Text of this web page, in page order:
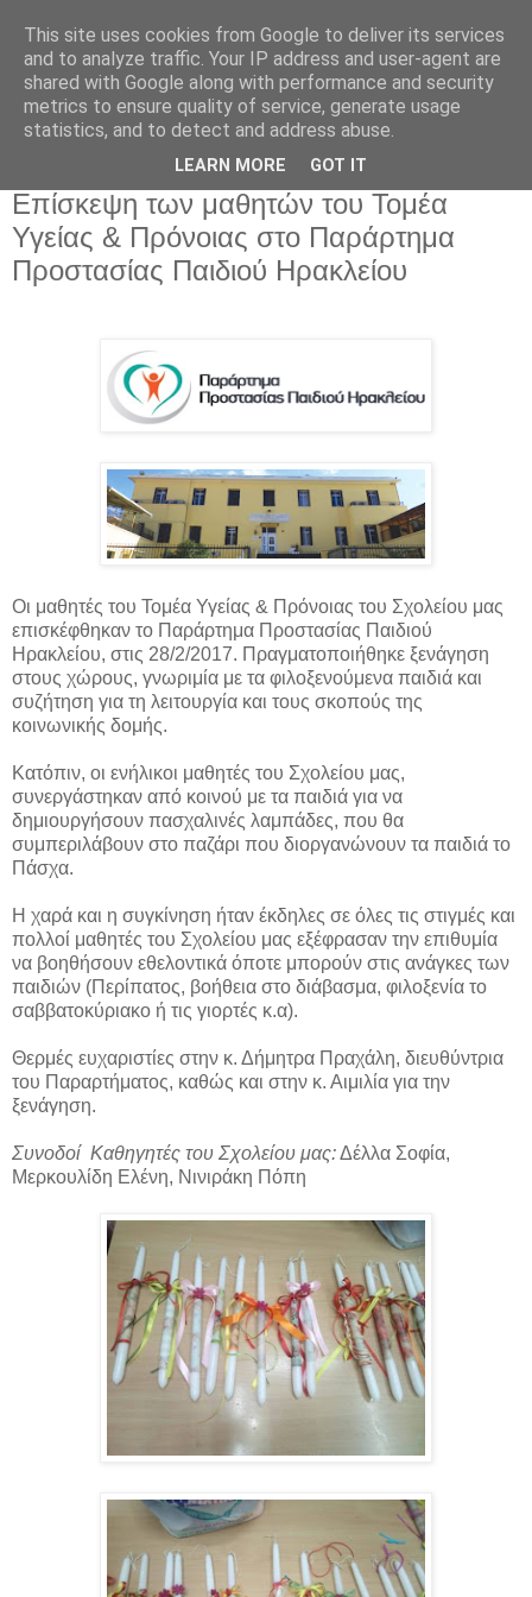
Επίσκεψη των μαθητών του Τομέα
Υγείας & Πρόνοιας στο Παράρτημα
Προστασίας Παιδιού Ηρακλείου
Οι μαθητές του Τομέα Υγείας & Πρόνοιας του Σχολείου μας
επισκέφθηκαν το Παράρτημα Προστασίας Παιδιού
Ηρακλείου, στις 28/2/2017. Πραγματοποιήθηκε ξενάγηση
στους χώρους, γνωριμία με τα φιλοξενούμενα παιδιά και
συζήτηση για τη λειτουργία και τους σκοπούς της
κοινωνικής δομής.
Κατόπιν, οι ενήλικοι μαθητές του Σχολείου μας,
συνεργάστηκαν από κοινού με τα παιδιά για να
δημιουργήσουν πασχαλινές λαμπάδες, που θα
συμπεριλάβουν στο παζάρι που διοργανώνουν τα παιδιά το
Πάσχα.
Η χαρά και η συγκίνηση ήταν έκδηλες σε όλες τις στιγμές και
πολλοί μαθητές του Σχολείου μας εξέφρασαν την επιθυμία
να βοηθήσουν εθελοντικά όποτε μπορούν στις ανάγκες των
παιδιών (Περίπατος, βοήθεια στο διάβασμα, φιλοξενία το
σαββατοκύριακο ή τις γιορτές κ.α).
Θερμές ευχαριστίες στην κ. Δήμητρα Πραχάλη, διευθύντρια
του Παραρτήματος, καθώς και στην κ. Αιμιλία για την
ξενάγηση.
Συνοδοί Καθηγητές του Σχολείου μας:Δέλλα Σοφία,
Μερκουλίδη Ελένη, Νινιράκη Πόπη
This site uses cookies from Google to deliver its services
and to analyze traffic. Your IP address and user-agent are
shared with Google along with performance and security
metrics to ensure quality of service, generate usage
statistics, and to detect and address abuse.
LEARN MORE GOT IT